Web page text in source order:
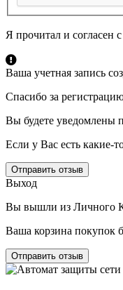
Я прочитал и согласен с
Ваша учетная запись
Спасибо за
Вы будете уведомлены
Если у Вас есть какие-
Отправить отзыв
Выход
Вы вышли из Личного
Ваша корзина покупок
Отправить отзыв